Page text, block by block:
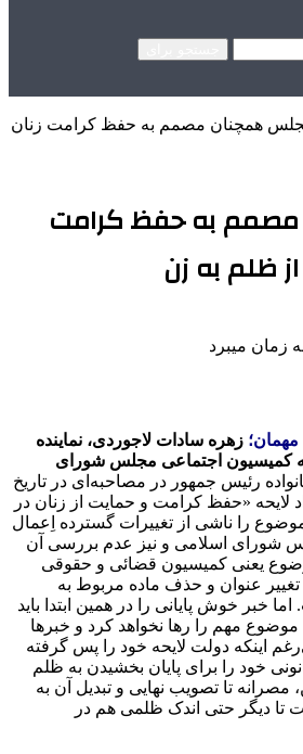
همچنان مصمم به حفظ کرامت زنان
به حفظ کرامت
ظلم به زن
زهره سادات لاجوردی، نماینده
کمیسیون اجتماعی مجلس شورای
رئیس جمهور در مصاحبه‌ای در تاریخ
استرداد لایحه «حفظ کرامت و حمایت از زنان در
را ناشی از تغییرات گسترده اِعمال
شورای اسلامی و نیز عدم بررسی آن
یعنی کمیسیون قضائی و حقوقی
عنوان و حذف ماده مربوط به
خبر خوش پایانی را در همین ابتدا باید
مهم را رها نخواهد کرد و خبرها
اینکه دولت لایحه خود را پس گرفته
خود را برای پایان بخشیدن به ظلم
مصرانه تا تصویب نهایی و تبدیل آن به
تا دیگر حتی اندک ظلمی هم در